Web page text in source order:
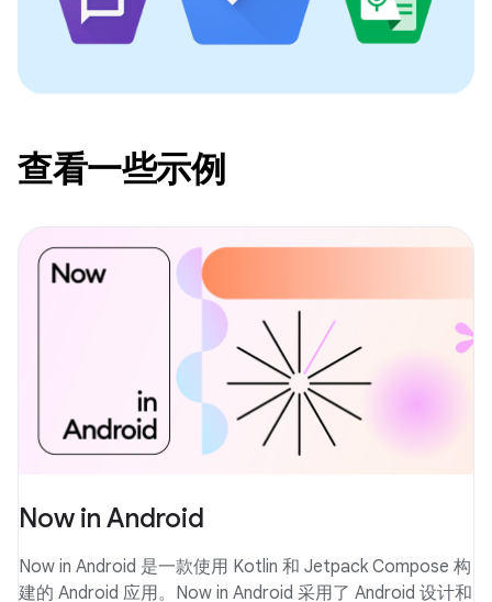
查看一些示例
Now in Android
Now in Android 是一款使用 Kotlin 和 Jetpack Compose 构
建的 Android 应用。Now in Android 采用了 Android 设计和